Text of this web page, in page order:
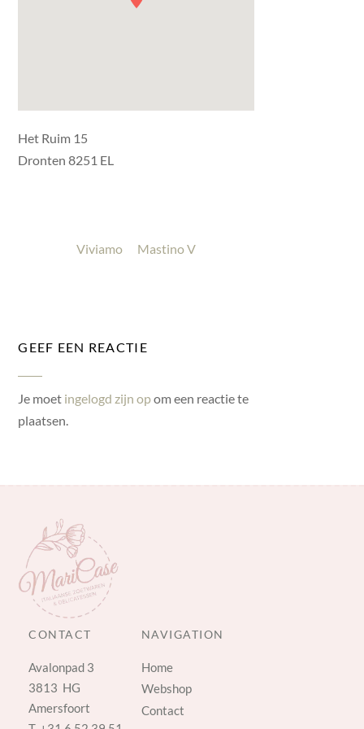
Het Ruim 15
Dronten 8251 EL
Viviamo Mastino V
GEEF EEN REACTIE
Je moet ingelogd zijn opom een reactie te
plaatsen.
CONTACT
Avalonpad 3
3813 HG
Amersfoort
NAVIGATION
Home
Webshop
Contact